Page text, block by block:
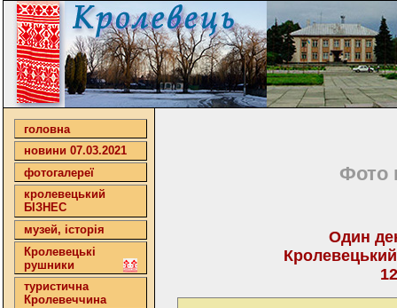
головна
новини 07.03.2021
фотогалереї
кролевецький
БІЗНЕС
музей, історія
Кролевецькі
рушники
туристична
Кролевеччина
Фото
Один